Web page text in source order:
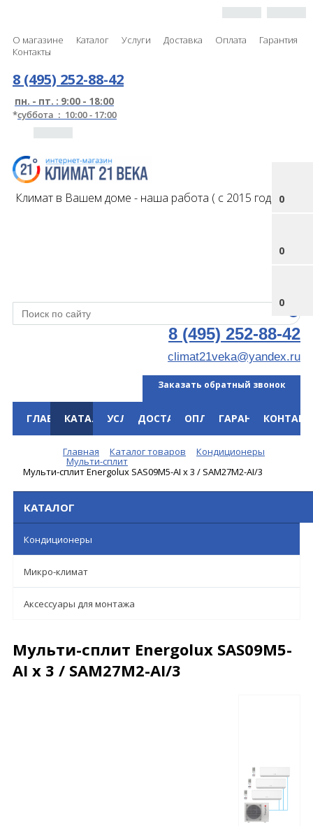
О магазине Каталог Услуги Доставка Оплата
Гарантия
Контакты
0
0
0
8 (495) 252-88-42
пн. - пт. : 9:00 - 18:00
*суббота : 10:00 - 17:00
Климат в Вашем доме - наша работа ( с 2015 года )
8 (495) 252-88-42
climat21veka@yandex.ru
Заказать обратный звонок
ГЛАВНАЯКАТАЛОГУСЛУГИДОСТАВКАОПЛАТАГАРАНТИЯ
Главная Каталог товаров Кондиционеры
Мульти-сплит
Мульти-сплит Energolux SAS09M5-AI х 3 / SAM27M2-AI/3
КАТАЛОГ
Кондиционеры
Микро-климат
Аксессуары для монтажа
Мульти-сплит Energolux SAS09M5-
AI х 3 / SAM27M2-AI/3